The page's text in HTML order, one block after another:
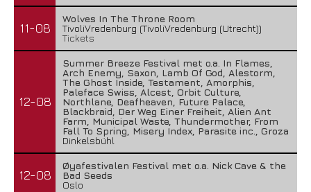
11-08
Wolves In The Throne Room
TivoliVredenburg (TivoliVredenburg (Utrecht))
Tickets
12-08
Summer Breeze Festival met o.a. In Flames,
Arch Enemy, Saxon, Lamb Of God, Alestorm,
The Ghost Inside, Testament, Amorphis,
Paleface Swiss, Alcest, Orbit Culture,
Northlane, Deafheaven, Future Palace,
Blackbraid, Der Weg Einer Freiheit, Alien Ant
Farm, Municipal Waste, Thundermother, From
Fall To Spring, Misery Index, Parasite inc., Groza
Dinkelsbühl
12-08
Øyafestivalen Festival met o.a. Nick Cave & the
Bad Seeds
Oslo